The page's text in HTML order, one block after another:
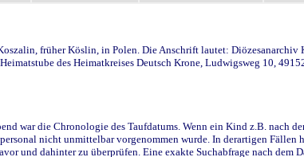
früher Köslin, in Polen. Die Anschrift lautet:
des Heimatkreises Deutsch Krone, Ludwigsweg 10,
war die Chronologie des Taufdatums. Wenn ein Kind z.B. nach
nicht unmittelbar vorgenommen wurde. In derartigen
und dahinter zu überprüfen. Eine exakte Suchabfrage nach dem